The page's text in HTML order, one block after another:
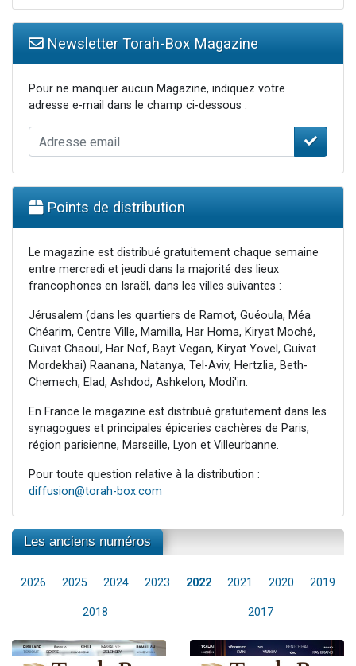
Newsletter Torah-Box Magazine
Pour ne manquer aucun Magazine, indiquez votre
adresse e-mail dans le champ ci-dessous :
Points de distribution
Le magazine est distribué gratuitement chaque semaine
entre mercredi et jeudi dans la majorité des lieux
francophones en Israël, dans les villes suivantes :
Jérusalem (dans les quartiers de Ramot, Guéoula, Méa
Chéarim, Centre Ville, Mamilla, Har Homa, Kiryat Moché,
Guivat Chaoul, Har Nof, Bayt Vegan, Kiryat Yovel, Guivat
Mordekhai) Raanana, Natanya, Tel-Aviv, Hertzlia, Beth-
Chemech, Elad, Ashdod, Ashkelon, Modi'in.
En France le magazine est distribué gratuitement dans les
synagogues et principales épiceries cachères de Paris,
région parisienne, Marseille, Lyon et Villeurbanne.
Pour toute question relative à la distribution :
diffusion@torah-box.com
Les anciens numéros
2026 2025 2024 2023 2022 2021 2020 2019
2018 2017